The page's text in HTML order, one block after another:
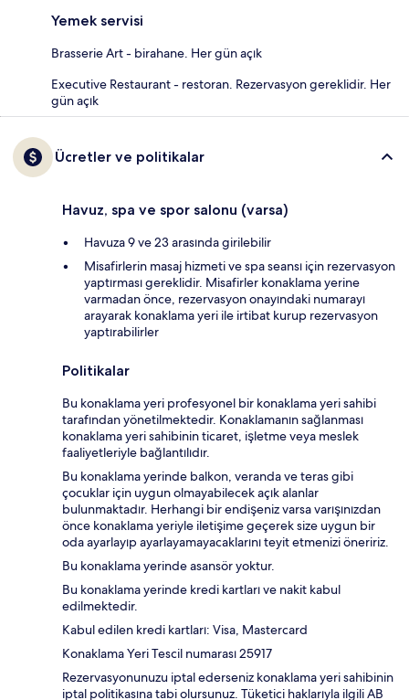
Yemek servisi
Brasserie Art - birahane. Her gün açık
Executive Restaurant - restoran. Rezervasyon gereklidir. Her
gün açık
Ücretler ve politikalar
Havuz, spa ve spor salonu (varsa)
Havuza 9 ve 23 arasında girilebilir
Misafirlerin masaj hizmeti ve spa seansı için rezervasyon
yaptırması gereklidir. Misafirler konaklama yerine
varmadan önce, rezervasyon onayındaki numarayı
arayarak konaklama yeri ile irtibat kurup rezervasyon
yaptırabilirler
Politikalar
Bu konaklama yeri profesyonel bir konaklama yeri sahibi
tarafından yönetilmektedir. Konaklamanın sağlanması
konaklama yeri sahibinin ticaret, işletme veya meslek
faaliyetleriyle bağlantılıdır.
Bu konaklama yerinde balkon, veranda ve teras gibi
çocuklar için uygun olmayabilecek açık alanlar
bulunmaktadır. Herhangi bir endişeniz varsa varışınızdan
önce konaklama yeriyle iletişime geçerek size uygun bir
oda ayarlayıp ayarlayamayacaklarını teyit etmenizi öneririz.
Bu konaklama yerinde asansör yoktur.
Bu konaklama yerinde kredi kartları ve nakit kabul
edilmektedir.
Kabul edilen kredi kartları: Visa, Mastercard
Konaklama Yeri Tescil numarası 25917
Rezervasyonunuzu iptal ederseniz konaklama yeri sahibinin
iptal politikasına tabi olursunuz. Tüketici haklarıyla ilgili AB